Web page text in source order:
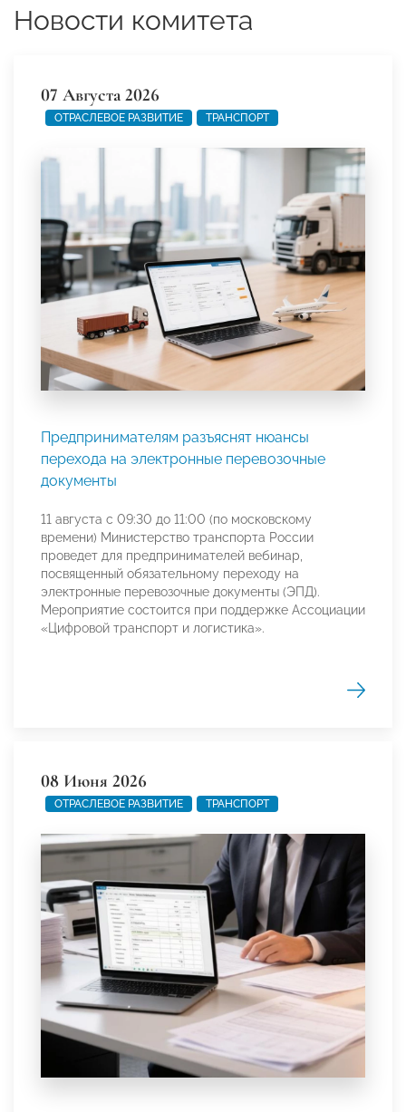
Новости комитета
07 Августа 2026
ОТРАСЛЕВОЕ РАЗВИТИЕ ТРАНСПОРТ
Предпринимателям разъяснят нюансы
перехода на электронные перевозочные
документы
11 августа с 09:30 до 11:00 (по московскому
времени) Министерство транспорта России
проведет для предпринимателей вебинар,
посвященный обязательному переходу на
электронные перевозочные документы (ЭПД).
Мероприятие состоится при поддержке Ассоциации
«Цифровой транспорт и логистика».
08 Июня 2026
ОТРАСЛЕВОЕ РАЗВИТИЕ ТРАНСПОРТ